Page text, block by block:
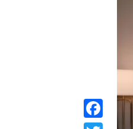
Facebook